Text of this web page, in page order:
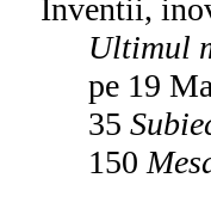
Inventii,
Ultimul
pe 19
35
150